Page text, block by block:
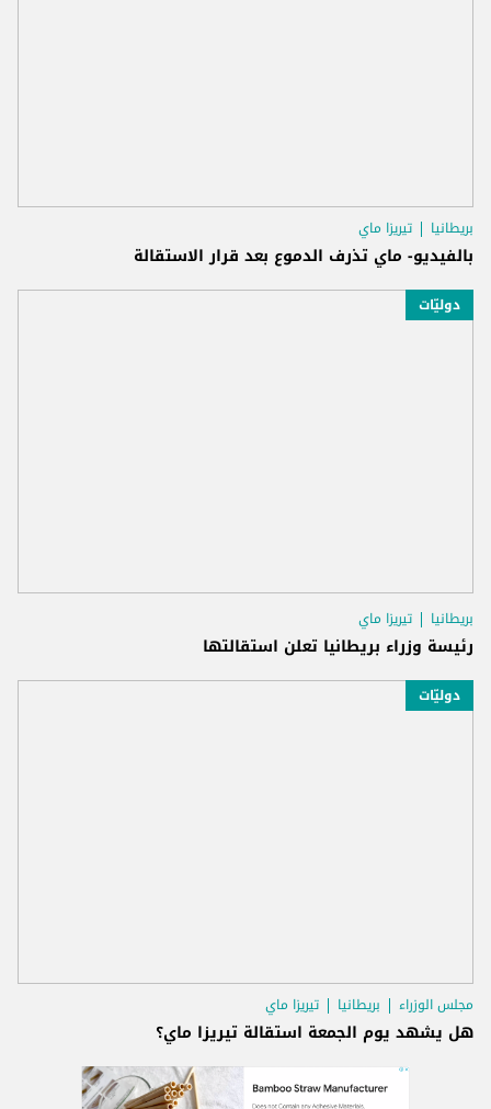
بريطانيا تيريزا ماي
بالفيديو- ماي تذرف الدموع بعد قرار الاستقالة
دوليّات
بريطانيا تيريزا ماي
رئيسة وزراء بريطانيا تعلن استقالتها
دوليّات
مجلس الوزراء بريطانيا تيريزا ماي
هل يشهد يوم الجمعة استقالة تيريزا ماي؟